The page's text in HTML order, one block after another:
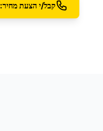
קבל/י הצעת מחיר: 054-742-5434